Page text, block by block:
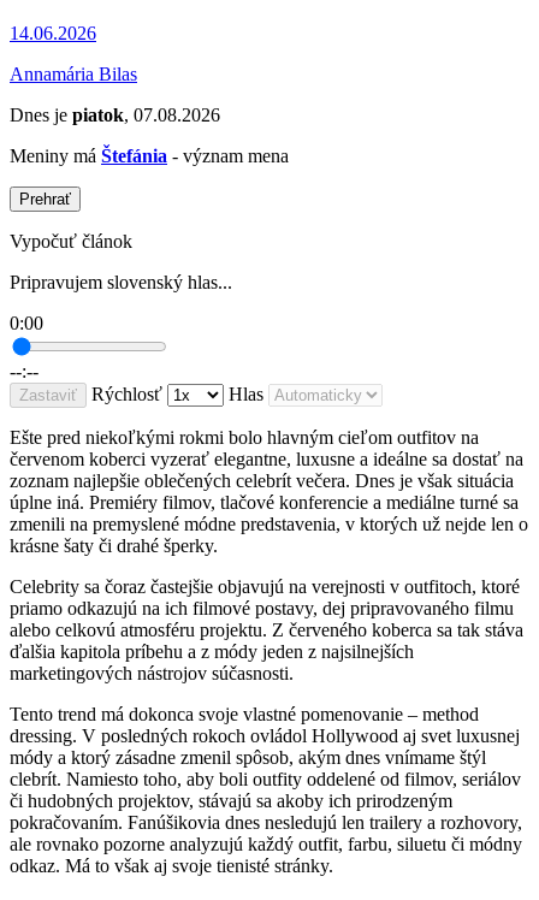
14.06.2026
Annamária Bilas
Dnes je piatok, 07.08.2026
Meniny má Štefánia - význam mena
Prehrať
Vypočuť článok
Pripravujem slovenský hlas...
0:00
--:--
Zastaviť Rýchlosť Hlas
Ešte pred niekoľkými rokmi bolo hlavným cieľom outfitov na
červenom koberci vyzerať elegantne, luxusne a ideálne sa dostať na
zoznam najlepšie oblečených celebrít večera. Dnes je však situácia
úplne iná. Premiéry filmov, tlačové konferencie a mediálne turné sa
zmenili na premyslené módne predstavenia, v ktorých už nejde len o
krásne šaty či drahé šperky.
Celebrity sa čoraz častejšie objavujú na verejnosti v outfitoch, ktoré
priamo odkazujú na ich filmové postavy, dej pripravovaného filmu
alebo celkovú atmosféru projektu. Z červeného koberca sa tak stáva
ďalšia kapitola príbehu a z módy jeden z najsilnejších
marketingových nástrojov súčasnosti.
Tento trend má dokonca svoje vlastné pomenovanie – method
dressing. V posledných rokoch ovládol Hollywood aj svet luxusnej
módy a ktorý zásadne zmenil spôsob, akým dnes vnímame štýl
clebrít. Namiesto toho, aby boli outfity oddelené od filmov, seriálov
či hudobných projektov, stávajú sa akoby ich prirodzeným
pokračovaním. Fanúšikovia dnes nesledujú len trailery a rozhovory,
ale rovnako pozorne analyzujú každý outfit, farbu, siluetu či módny
odkaz. Má to však aj svoje tienisté stránky.